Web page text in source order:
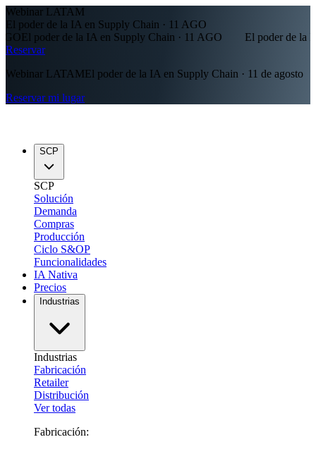
Webinar LATAM
El poder de la IA en Supply Chain · 11 AGO
El poder de la IA en Supply Chain · 11 AGO
El poder de la IA
Reservar
Webinar LATAMEl poder de la IA en Supply Chain · 11 de agosto
Reservar mi lugar
SCP
SCP
Solución
Demanda
Compras
Producción
Ciclo S&OP
Funcionalidades
IA Nativa
Precios
Industrias
Industrias
Fabricación
Retailer
Distribución
Ver todas
Fabricación: